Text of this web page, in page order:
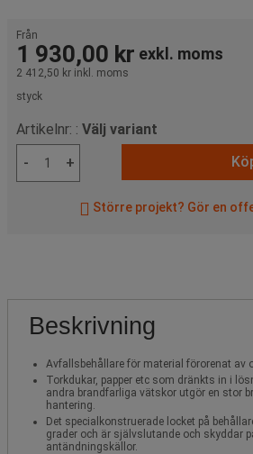
Från
1 930,00 kr exkl. moms
2 412,50 kr inkl. moms
styck
Artikelnr: : Välj variant
-
+
Större projekt? Gör en
Beskrivning
Avfallsbehållare för material förorenat av
Torkdukar, papper etc som dränkts in i
andra brandfarliga vätskor utgör en stor
hantering.
Det specialkonstruerade locket på
grader och är självslutande och skyddar
antändningskällor.